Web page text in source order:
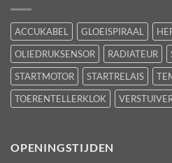
ACCUKABEL GLOEISPIRAAL
OLIEDRUKSENSOR
RADIATEUR
STARTMOTOR
STARTRELAIS
TOERENTELLERKLOK
OPENINGSTIJDEN